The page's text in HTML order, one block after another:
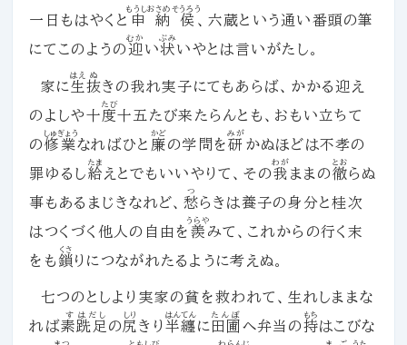
一日もはやくと 申納侯
もうしおさめそうろう
、六蔵という通い番頭の筆
にてこのようの迎
むか
い状
ぶみ
いやとは言いがたし。
家に生
はえ
抜
ぬ
きの我れ実子にてもあらば、かかる迎え
のよしや十度
たび
十五たび来たらんとも、おもい立ちて
の修業
しゅぎょう
なればひと 廉
かど
の学問を研
みが
かぬほどは不孝の
罪ゆるし給
たま
えとでもいいやりて、その我
わが
ままの徹
とお
らぬ
事もあるまじきなれど、 愁
つ
らきは養子の身分と桂次
はつくづく他人の自由を 羨
うらや
みて、これからの行く末
をも鎖
くさ
りにつながれたるように考えぬ。
七つのとしより実家の貧を救われて、生れしままな
れば素
す
跣足
はだし
の尻
しり
きり半纏
はんてん
に 田圃
たんぼ
へ弁当の持
もち
はこびな